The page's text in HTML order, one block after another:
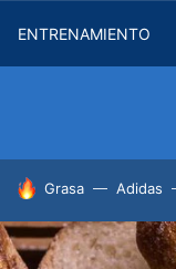
ENTRENAMIENTO
HOY SE HABLA DE
Grasa Adidas